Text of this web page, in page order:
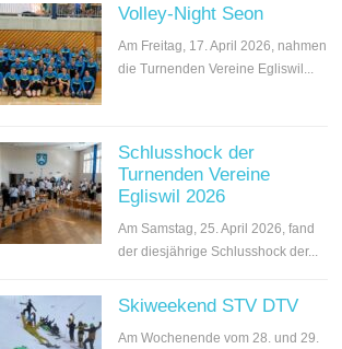
Volley-Night Seon
Am Freitag, 17. April 2026, nahmen
die Turnenden Vereine Egliswil...
Schlusshock der
Turnenden Vereine
Egliswil 2026
Am Samstag, 25. April 2026, fand
der diesjährige Schlusshock der...
Skiweekend STV DTV
Am Wochenende vom 28. und 29.